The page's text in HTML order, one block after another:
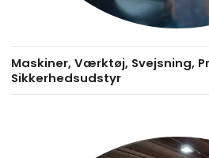
Maskiner, Værktøj, Svejsning,
Sikkerhedsudstyr